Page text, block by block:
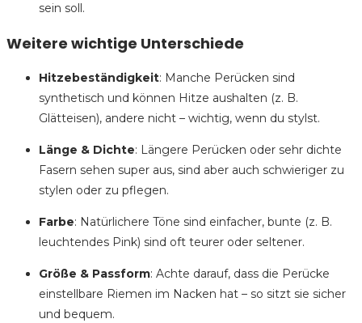
sein soll.
Weitere wichtige Unterschiede
Hitzebeständigkeit: Manche Perücken sind
synthetisch und können Hitze aushalten (z. B.
Glätteisen), andere nicht – wichtig, wenn du stylst.
Länge & Dichte: Längere Perücken oder sehr dichte
Fasern sehen super aus, sind aber auch schwieriger zu
stylen oder zu pflegen.
Farbe: Natürlichere Töne sind einfacher, bunte (z. B.
leuchtendes Pink) sind oft teurer oder seltener.
Größe & Passform: Achte darauf, dass die Perücke
einstellbare Riemen im Nacken hat – so sitzt sie sicher
und bequem.